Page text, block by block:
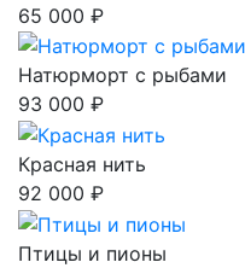
65 000 ₽
Натюрморт с рыбами
93 000 ₽
Красная нить
92 000 ₽
Птицы и пионы